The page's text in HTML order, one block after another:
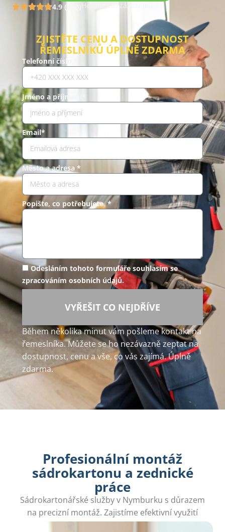
4.9 (960) Hodnocení zákazníků
ZJISTĚTE CENU A DOSTUPNOST
ŘEMESLNÍKŮ ÚPLNĚ ZDARMA
Telefonní číslo *
Jméno a příjmení*
Email*
Město a adresa *
Popište, co potřebujete *
Odesláním tohoto formuláře souhlasím se
zpracováním osobních údajů.
VYŘEŠIT CO NEJDŘÍVE
Během několika minut vám pošleme kontakt na
řemeslníka. Můžete se ho nezávazně zeptat na
dostupnost, cenu a vše, co vás zajímá. Úplně
zdarma.
Profesionální montáž
sádrokartonu a zednické
práce
Sádrokartonářské služby v Nymburku s důrazem
na precizní montáž. Zajistíme efektivní využití
prostoru podle vašich představ.